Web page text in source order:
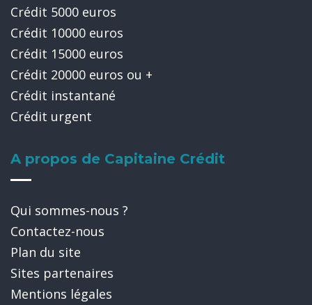
Crédit 5000 euros
Crédit 10000 euros
Crédit 15000 euros
Crédit 20000 euros ou +
Crédit instantané
Crédit urgent
A propos de Capitaine Crédit
Qui sommes-nous ?
Contactez-nous
Plan du site
Sites partenaires
Mentions légales